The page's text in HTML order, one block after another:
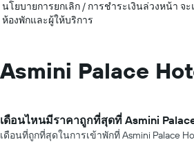
นโยบายการยกเลิก / การชำระเงินล่วงหน้า จ
ห้องพักและผู้ให้บริการ
Asmini Palace
เดือนไหนมีราคาถูกที่สุดที่ Asmini
เดือนที่ถูกที่สุดในการเข้าพักที่ Asmini Palace